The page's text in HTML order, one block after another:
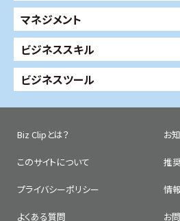
マネジメント
ビジネススキル
ビジネスツール
Biz Clipとは？ お
このサイトについて 推
プライバシーポリシー 情
よくある質問 お